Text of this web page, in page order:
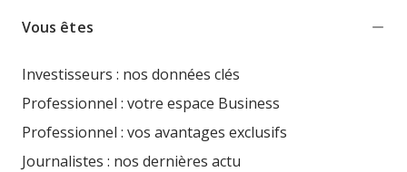
Vous êtes
Investisseurs : nos données clés
Professionnel : votre espace Business
Professionnel : vos avantages exclusifs
Journalistes : nos dernières actu